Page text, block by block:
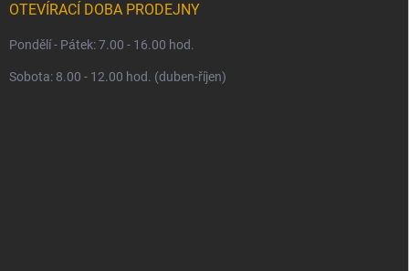
OTEVÍRACÍ DOBA PRODEJNY
Pondělí - Pátek: 7.00 - 16.00 hod.
Sobota: 8.00 - 12.00 hod. (duben-říjen)